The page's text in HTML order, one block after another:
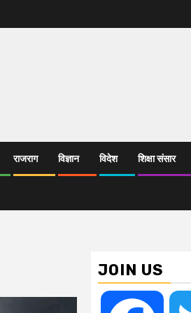
राजराग विज्ञान विदेश शिक्षा संसार
JOIN US